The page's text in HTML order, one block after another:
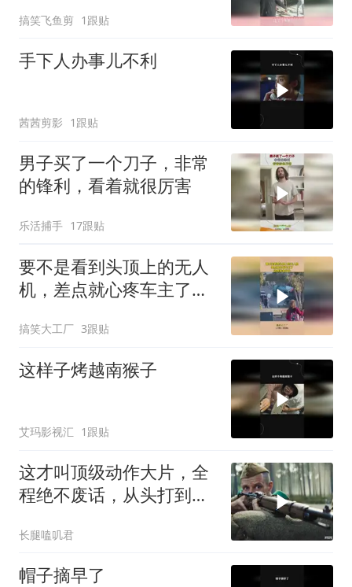
搞笑飞鱼剪 1跟贴
手下人办事儿不利
茜茜剪影 1跟贴
男子买了一个刀子，非常
的锋利，看着就很厉害
乐活捕手 17跟贴
要不是看到头顶上的无人
机，差点就心疼车主了，
搞笑大工厂 3跟贴
这样子烤越南猴子
艾玛影视汇 1跟贴
这才叫顶级动作大片，全
程绝不废话，从头打到
长腿嗑叽君
帽子摘早了